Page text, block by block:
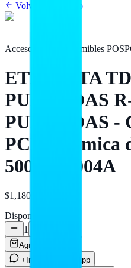
Volver al catálogo
Accesorios y Consumibles POS
ETIQUETA
PULGADAS
PULGADAS -
PCM Térmica
50000B0004A
$1,180
Disponible
1
Agregar al carrito
+Info por WhatsApp